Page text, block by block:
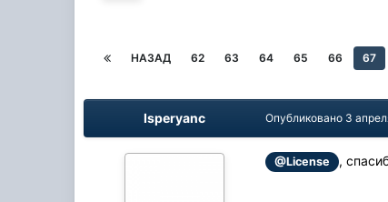
НАЗАД 62 63 64 65 66 67
Isperyanc Опубликовано 3
@License ,